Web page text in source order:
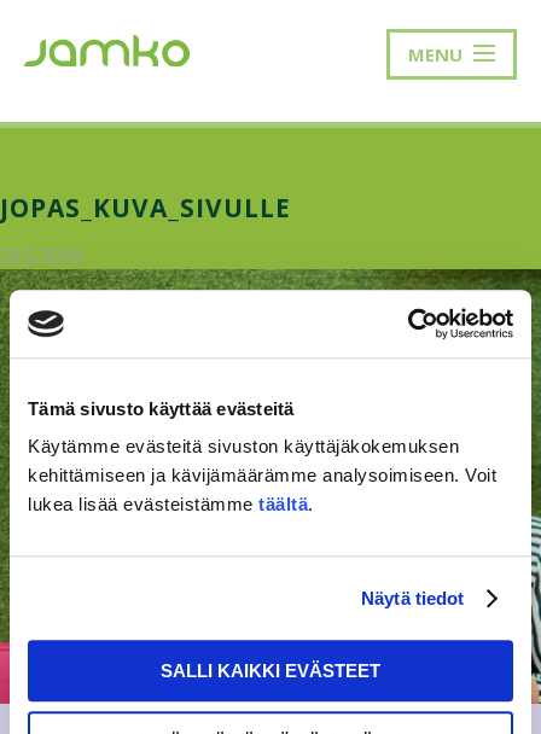
Tämä sivusto käyttää evästeitä
Käytämme evästeitä sivuston käyttäjäkokemuksen
kehittämiseen ja kävijämäärämme analysoimiseen. Voit
lukea lisää evästeistämme täältä.
Näytä tiedot
SALLI KAIKKI EVÄSTEET
MENU
JOPAS_KUVA_SIVULLE
28.5.2019